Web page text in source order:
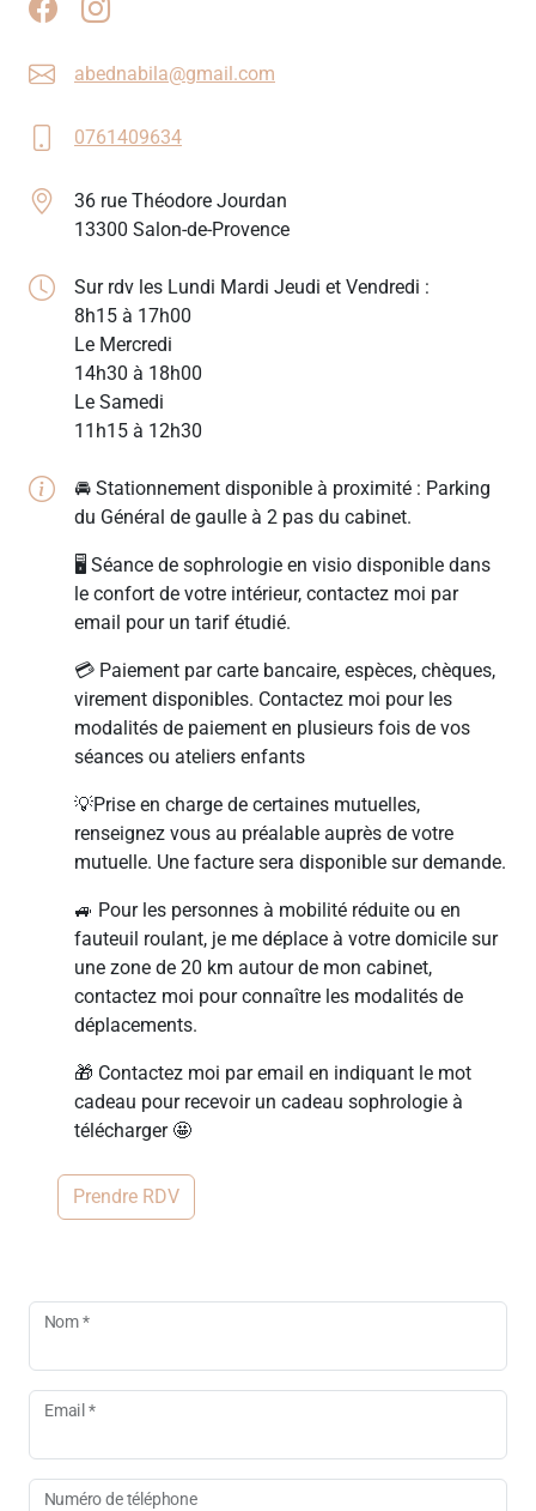
abednabila@gmail.com
0761409634
36 rue Théodore Jourdan
13300 Salon-de-Provence
Sur rdv les Lundi Mardi Jeudi et Vendredi :
8h15 à 17h00
Le Mercredi
14h30 à 18h00
Le Samedi
11h15 à 12h30
🚘 Stationnement disponible à proximité : Parking
du Général de gaulle à 2 pas du cabinet.
🖥 Séance de sophrologie en visio disponible dans
le confort de votre intérieur, contactez moi par
email pour un tarif étudié.
💳 Paiement par carte bancaire, espèces, chèques,
virement disponibles. Contactez moi pour les
modalités de paiement en plusieurs fois de vos
séances ou ateliers enfants
💡Prise en charge de certaines mutuelles,
renseignez vous au préalable auprès de votre
mutuelle. Une facture sera disponible sur demande.
🚙 Pour les personnes à mobilité réduite ou en
fauteuil roulant, je me déplace à votre domicile sur
une zone de 20 km autour de mon cabinet,
contactez moi pour connaître les modalités de
déplacements.
🎁 Contactez moi par email en indiquant le mot
cadeau pour recevoir un cadeau sophrologie à
télécharger 🤩
Prendre RDV
Nom *
Email *
Numéro de téléphone